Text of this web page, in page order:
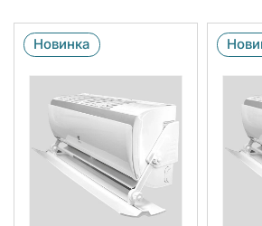
Новинка